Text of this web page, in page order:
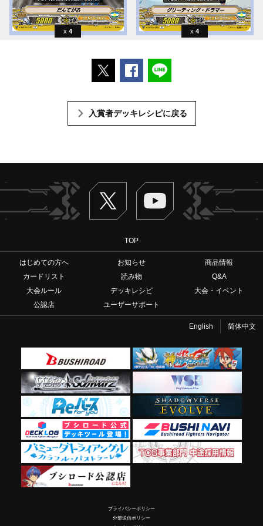
4 4
ポストするFacebookでシェアする
入賞者デッキレシピに戻る
Twitter ヴァンガードch
TOP
はじめての方へ お知らせ
商品情報
カードリスト
読み物
Q&A
大会ルール
デッキレシピ
大会・イベント
公認店
ユーザーサポート
English 简体中文
プライバシーポリシー
外部送信ポリシー